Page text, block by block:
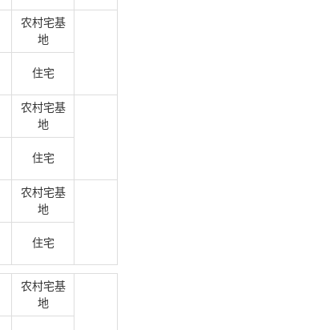
农村宅基
地
住宅
农村宅基
地
住宅
农村宅基
地
住宅
农村宅基
地